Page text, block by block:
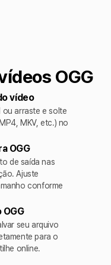
OGG
vídeo
arraste e solte
MKV, etc.) no
OGG
de saída nas
Ajuste
conforme
OGG
seu arquivo
para o
online.